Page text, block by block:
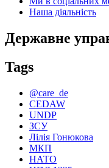
Наша діяльність
Державне
Tags
@care_de
CEDAW
UNDP
ЗСУ
Лілія Гонюкова
МКП
НАТО